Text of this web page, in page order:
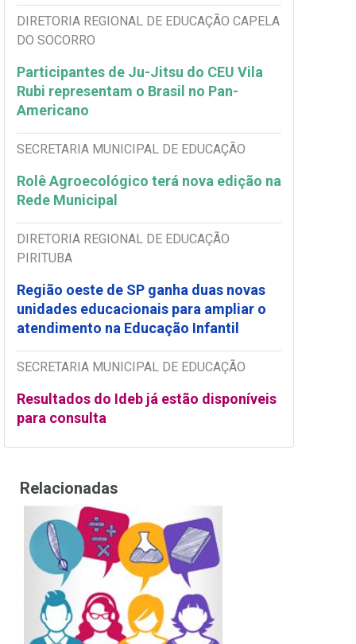
DIRETORIA REGIONAL DE EDUCAÇÃO CAPELA
DO SOCORRO
Participantes de Ju-Jitsu do CEU Vila
Rubi representam o Brasil no Pan-
Americano
SECRETARIA MUNICIPAL DE EDUCAÇÃO
Rolê Agroecológico terá nova edição na
Rede Municipal
DIRETORIA REGIONAL DE EDUCAÇÃO
PIRITUBA
Região oeste de SP ganha duas novas
unidades educacionais para ampliar o
atendimento na Educação Infantil
SECRETARIA MUNICIPAL DE EDUCAÇÃO
Resultados do Ideb já estão disponíveis
para consulta
Relacionadas